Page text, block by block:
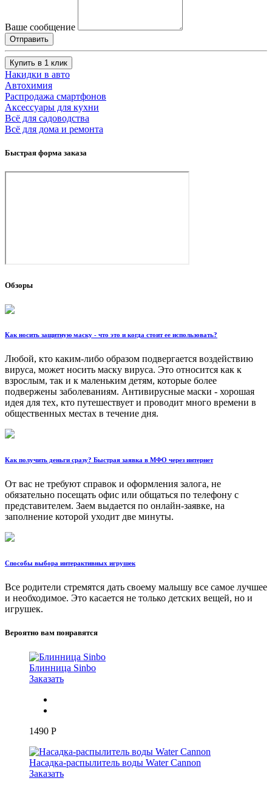
Ваше сообщение
Купить в 1 клик
Накидки в авто
Автохимия
Распродажа смартфонов
Аксессуары для кухни
Всё для садоводства
Всё для дома и ремонта
Быстрая форма заказа
Обзоры
Как носить защитную маску - что это и когда стоит ее использовать?
Любой, кто каким-либо образом подвергается воздействию
вируса, может носить маску вируса. Это относится как к
взрослым, так и к маленьким детям, которые более
подвержены заболеваниям. Антивирусные маски - хорошая
идея для тех, кто путешествует и проводит много времени в
общественных местах в течение дня.
Как получить деньги сразу? Быстрая заявка в МФО через интернет
От вас не требуют справок и оформления залога, не
обязательно посещать офис или общаться по телефону с
представителем. Заем выдается по онлайн-заявке, на
заполнение которой уходит две минуты.
Способы выбора интерактивных игрушек
Все родители стремятся дать своему малышу все самое лучшее
и необходимое. Это касается не только детских вещей, но и
игрушек.
Вероятно вам понравятся
Блинница Sinbo
Заказать
1490 Р
Насадка-распылитель воды Water Cannon
Заказать